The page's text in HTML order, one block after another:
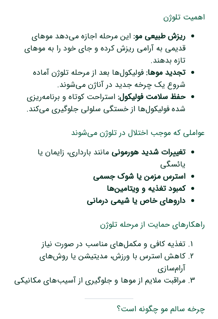
اهمیت تلوژن
ریزش طبیعی مو:این مرحله اجازه می‌دهد موهای
قدیمی به آرامی ریزش کرده و جای خود را به موهای
تازه بدهند.
تجدید موها:فولیکول‌ها بعد از مرحله تلوژن آماده
شروع یک چرخه جدید در آناژن می‌شوند.
حفظ سلامت فولیکول:استراحت کوتاه و برنامه‌ریزی
شده فولیکول‌ها از خستگی سلولی جلوگیری می‌کند.
عواملی که موجب اختلال در تلوژن می‌شوند
تغییرات شدید هورمونی مانند بارداری، زایمان یا
یائسگی
استرس مزمن یا شوک جسمی
کمبود تغذیه و ویتامین‌ها
داروهای خاص یا شیمی درمانی
راهکارهای حمایت از مرحله تلوژن
تغذیه کافی و مکمل‌های مناسب در صورت نیاز
کاهش استرس با ورزش، مدیتیشن یا روش‌های
آرام‌سازی
مراقبت ملایم از موها و جلوگیری از آسیب‌های مکانیکی
چرخه سالم مو چگونه است؟